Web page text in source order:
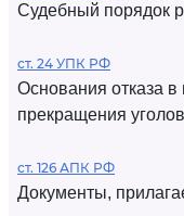
Судебный порядок
ст. 24 УПК РФ
Основания отказа в
прекращения
ст. 126 АПК РФ
Документы,